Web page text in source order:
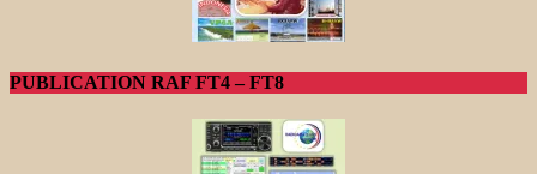
PUBLICATION RAF FT4 – FT8